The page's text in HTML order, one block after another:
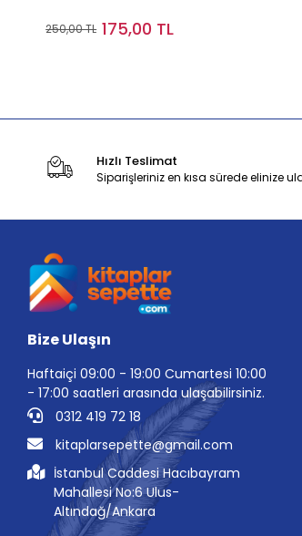
250,00 TL 175,00 TL
Hızlı Teslimat
Siparişleriniz en kısa sürede elinize
Bize Ulaşın
Haftaiçi 09:00 - 19:00 Cumartesi 10:00
- 17:00 saatleri arasında ulaşabilirsiniz.
0312 419 72 18
kitaplarsepette@gmail.com
İstanbul Caddesi Hacıbayram
Mahallesi No:6 Ulus-
Altındağ/Ankara